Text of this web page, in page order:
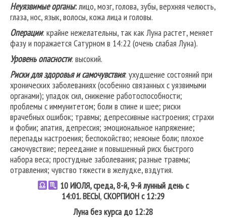
Неуязвимые органы:лицо, мозг, голова, зубы, верхняя челюсть,
глаза, нос, язык, волосы, кожа лица и головы.
Операции: крайне нежелательны, так как Луна растет, меняет
фазу и поражается Сатурном в 14:22 (очень слабая Луна).
Уровень опасности: высокий.
Риски для здоровья и самочувствия: ухудшение состояний при
хронических заболеваниях (особенно связанных с уязвимыми
органами); упадок сил, снижение работоспособности;
проблемы с иммунитетом; боли в спине и шее; риски
врачебных ошибок; травмы; депрессивные настроения; страхи
и фобии; апатия, депрессия; эмоциональное напряжение;
перепады настроения; беспокойство; неясные боли; плохое
самочувствие; переедание и повышенный риск быстрого
набора веса; простудные заболевания; разные травмы;
отравления; чувство тяжести в желудке, вздутия.
10ИЮЛЯ, среда, 8-й, 9-й лунный день с
14:01.ВЕСЫ,СКОРПИОНс 12:29
Луна без курса до 12:28